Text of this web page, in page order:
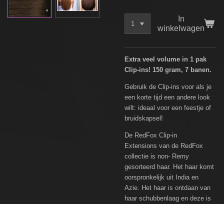
In
winkelwagen
Extra veel volume in 1 pak
Clip-ins! 150 gram, 7 banen.
Gebruik de Clip-ins voor als je
een korte tijd een andere look
wilt: ideaal voor een feestje of
bruidskapsel!
De RedFox Clip-in
Extensions van de RedFox
collectie is non- Remy
gesorteerd haar. Het haar komt
oorspronkelijk uit India en
Azie. Het haar is ontdaan van
haar schubbenlaag en deze is